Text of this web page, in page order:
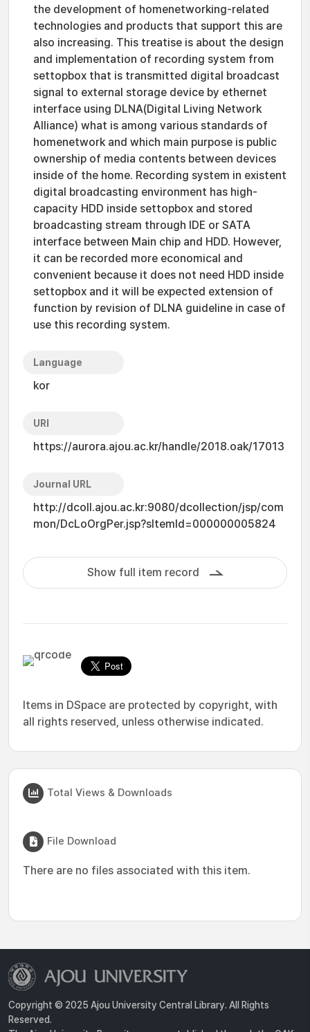
the development of homenetworking-related
technologies and products that support this are
also increasing. This treatise is about the design
and implementation of recording system from
settopbox that is transmitted digital broadcast
signal to external storage device by ethernet
interface using DLNA(Digital Living Network
Alliance) what is among various standards of
homenetwork and which main purpose is public
ownership of media contents between devices
inside of the home. Recording system in existent
digital broadcasting environment has high-
capacity HDD inside settopbox and stored
broadcasting stream through IDE or SATA
interface between Main chip and HDD. However,
it can be recorded more economical and
convenient because it does not need HDD inside
settopbox and it will be expected extension of
function by revision of DLNA guideline in case of
use this recording system.
Language
kor
URI
https://aurora.ajou.ac.kr/handle/2018.oak/17013
Journal URL
http://dcoll.ajou.ac.kr:9080/dcollection/jsp/com
mon/DcLoOrgPer.jsp?sItemId=000000005824
Show full item record
Items in DSpace are protected by copyright, with
all rights reserved, unless otherwise indicated.
Total Views & Downloads
File Download
There are no files associated with this item.
Copyright © 2025 Ajou University Central Library. All Rights
Reserved.